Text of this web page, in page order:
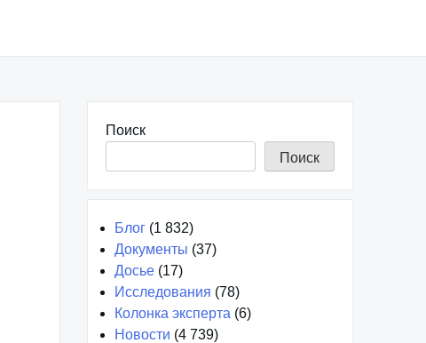
Поиск
Поиск
Блог (1 832)
Документы (37)
Досье (17)
Исследования (78)
Колонка эксперта (6)
Новости (4 739)